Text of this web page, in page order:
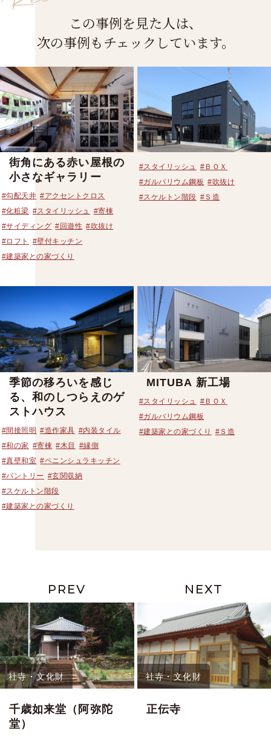
この事例を見た人は、
次の事例もチェックしています。
街角にある赤い屋根の
小さなギャラリー
#勾配天井 #アクセントクロス
#化粧梁 #スタイリッシュ #寄棟
#サイディング #回遊性 #吹抜け
#ロフト
#壁付キッチン
#建築家との家づくり
#スタイリッシュ #ＢＯＸ
#ガルバリウム鋼板 #吹抜け
#スケルトン階段 #Ｓ造
季節の移ろいを感じ
る、和のしつらえのゲ
ストハウス
#間接照明 #造作家具 #内装タイル
#和の家 #寄棟 #木目
#縁側
#真壁和室 #ペニンシュラキッチン
#パントリー #玄関収納
#スケルトン階段
#建築家との家づくり
MITUBA 新工場
#スタイリッシュ #ＢＯＸ
#ガルバリウム鋼板
#建築家との家づくり
#Ｓ造
PREV
社寺・文化財
千歳如来堂（阿弥陀
堂）
NEXT
社寺・文化財
正伝寺